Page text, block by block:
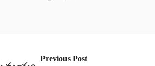
Previous Post